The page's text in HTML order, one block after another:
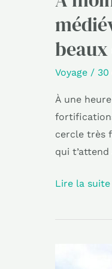
Voyage / 30
À une
cercle très
qui
Lire la suite